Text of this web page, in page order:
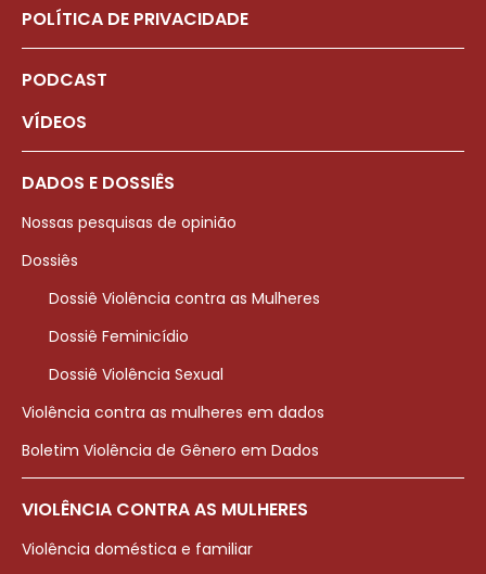
POLÍTICA DE PRIVACIDADE
PODCAST
VÍDEOS
DADOS E DOSSIÊS
Nossas pesquisas de opinião
Dossiês
Dossiê Violência contra as Mulheres
Dossiê Feminicídio
Dossiê Violência Sexual
Violência contra as mulheres em dados
Boletim Violência de Gênero em Dados
VIOLÊNCIA CONTRA AS MULHERES
Violência doméstica e familiar